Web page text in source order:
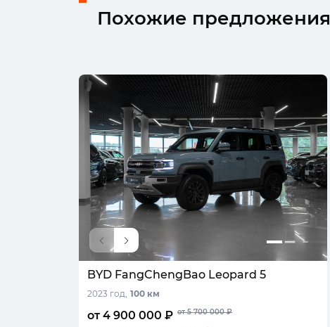
Похожие предложения
BYD FangChengBao Leopard 5
2023 год, 100 км
от 4 900 000 ₽ от 5 700 000 ₽